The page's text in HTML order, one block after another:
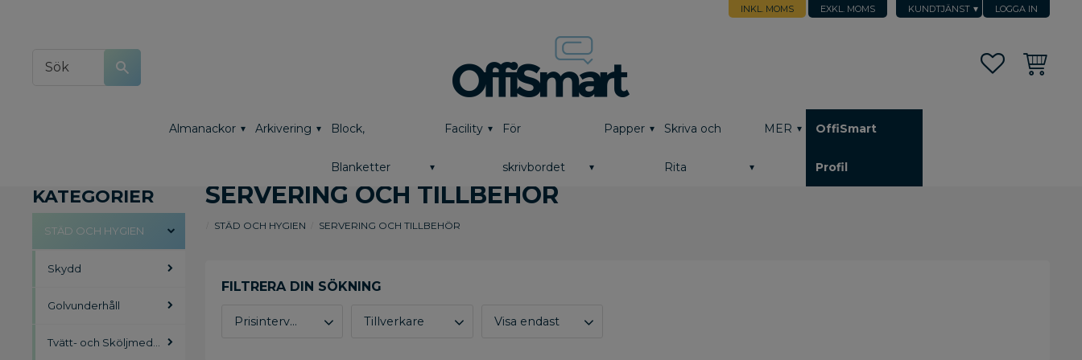
KUNDTJÄNST LOGGA IN
INKL. MOMS EXKL. MOMS
FavoriterKundvagn
Almanackor Arkivering Block,
Blanketter
Facility För
skrivbordet
Papper Skriva och
Rita
MER OffiSmart
Profil
SERVERING OCH TILLBEHÖR
STÄD OCH HYGIEN SERVERING OCH TILLBEHÖR
Prisintervall Tillverkare Visa endast
KATEGORIER
STÄD OCH HYGIEN
Skydd
Golvunderhåll
Tvätt- och Sköljmedel